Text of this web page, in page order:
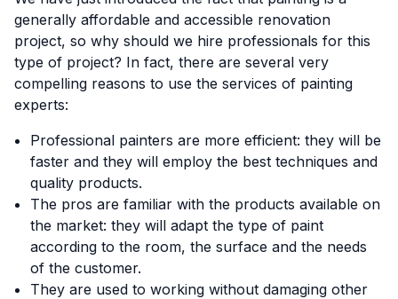
generally affordable and accessible renovation
project, so why should we hire professionals for this
type of project? In fact, there are several very
compelling reasons to use the services of painting
experts:
Professional painters are more efficient: they will be
faster and they will employ the best techniques and
quality products.
The pros are familiar with the products available on
the market: they will adapt the type of paint
according to the room, the surface and the needs
of the customer.
They are used to working without damaging other